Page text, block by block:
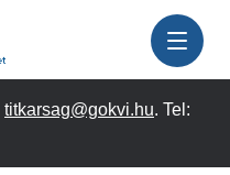
titkarsag@gokvi.hu. Tel: